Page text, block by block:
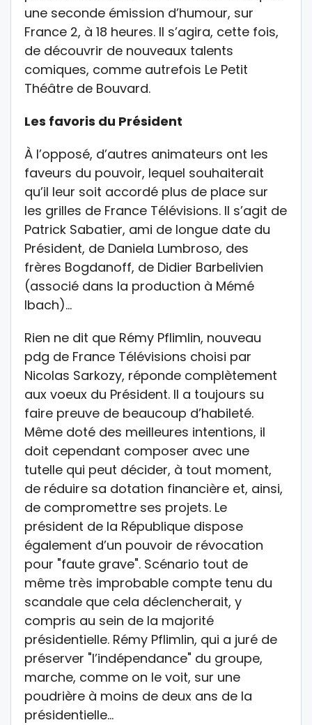
une seconde émission d’humour, sur
France 2, à 18 heures. Il s’agira, cette fois,
de découvrir de nouveaux talents
comiques, comme autrefois Le Petit
Théâtre de Bouvard.
Les favoris du Président
À l’opposé, d’autres animateurs ont les
faveurs du pouvoir, lequel souhaiterait
qu’il leur soit accordé plus de place sur
les grilles de France Télévisions. Il s’agit de
Patrick Sabatier, ami de longue date du
Président, de Daniela Lumbroso, des
frères Bogdanoff, de Didier Barbelivien
(associé dans la production à Mémé
Ibach)…
Rien ne dit que Rémy Pflimlin, nouveau
pdg de France Télévisions choisi par
Nicolas Sarkozy, réponde complètement
aux voeux du Président. Il a toujours su
faire preuve de beaucoup d’habileté.
Même doté des meilleures intentions, il
doit cependant composer avec une
tutelle qui peut décider, à tout moment,
de réduire sa dotation financière et, ainsi,
de compromettre ses projets. Le
président de la République dispose
également d’un pouvoir de révocation
pour "faute grave". Scénario tout de
même très improbable compte tenu du
scandale que cela déclencherait, y
compris au sein de la majorité
présidentielle. Rémy Pflimlin, qui a juré de
préserver "l’indépendance" du groupe,
marche, comme on le voit, sur une
poudrière à moins de deux ans de la
présidentielle…